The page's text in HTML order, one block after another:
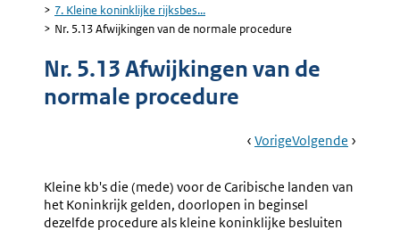
7. Kleine koninklijke rijksbes...
Nr. 5.13 Afwijkingen van de normale procedure
Nr. 5.13 Afwijkingen van de
normale procedure
Book
Ga
VorigePagina:
Koninklijke
Rijksbesluiten
Ga
Volgende Pagina:
Kleine kb's die (mede) voor de Caribische landen van
het Koninkrijk gelden, doorlopen in beginsel
dezelfde procedure als kleine koninklijke besluiten